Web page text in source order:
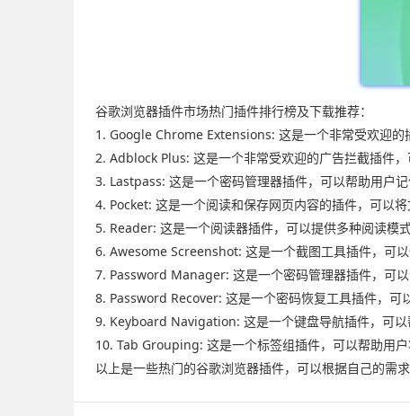
谷歌浏览器插件市场热门插件排行榜及下载推荐：
1. Google Chrome Extensions: 这是一个非常受欢迎的
2. Adblock Plus: 这是一个非常受欢迎的广告拦截插件，
3. Lastpass: 这是一个密码管理器插件，可以帮助用户记
4. Pocket: 这是一个阅读和保存网页内容的插件，可以
5. Reader: 这是一个阅读器插件，可以提供多种阅读模式
6. Awesome Screenshot: 这是一个截图工具插件，可以
7. Password Manager: 这是一个密码管理器插件，可以
8. Password Recover: 这是一个密码恢复工具插件，可
9. Keyboard Navigation: 这是一个键盘导航插件，可以
10. Tab Grouping: 这是一个标签组插件，可以帮助用户
以上是一些热门的谷歌浏览器插件，可以根据自己的需求